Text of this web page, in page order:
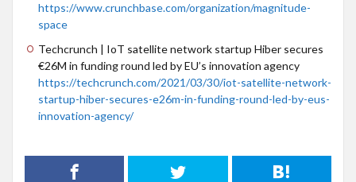
https://www.crunchbase.com/organization/magnitude-
space
Techcrunch | IoT satellite network startup Hiber secures
€26M in funding round led by EU’s innovation agency
https://techcrunch.com/2021/03/30/iot-satellite-network-
startup-hiber-secures-e26m-in-funding-round-led-by-eus-
innovation-agency/